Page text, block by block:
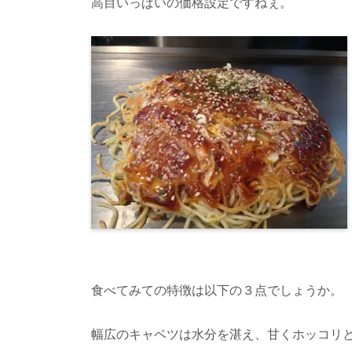
食べてみての特徴は以下の３点でしょうか。
幅広のキャベツは水分を湛え、甘くホッコリ